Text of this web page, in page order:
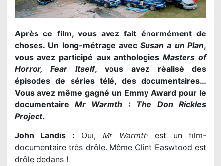
Après ce film, vous avez fait énormément de
choses. Un long-métrage avecSusan a un Plan,
vous avez participé aux anthologies Masters of
Horror, Fear Itself, vous avez réalisé des
épisodes de séries télé, des documentaires…
Vous avez même gagné un Emmy Award pour le
documentaire Mr Warmth : The Don Rickles
Project.
John Landis : Oui, Mr Warmth est un film-
documentaire très drôle. Même Clint Easwtood est
drôle dedans !